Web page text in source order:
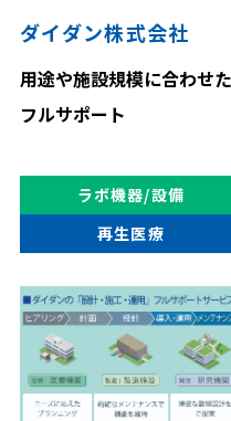
ダイダン株式会社
用途や施設規模に合わせ
フルサポート
ラボ機器/設備
再生医療